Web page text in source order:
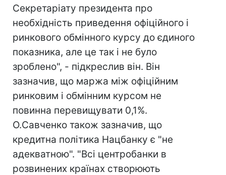
Секретаріату президента про
необхідність приведення офіційного і
ринкового обмінного курсу до єдиного
показника, але це так і не було
зроблено", - підкреслив він. Він
зазначив, що маржа між офіційним
ринковим і обмінним курсом не
повинна перевищувати 0,1%.
О.Савченко також зазначив, що
кредитна політика Нацбанку є "не
адекватною". "Всі центробанки в
розвинених країнах створюють